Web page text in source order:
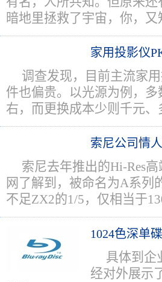
暗地里拯救了宇宙，你，又
家用投影仪
调查发现，目前主流家
件也偏贵。以光源为例，
右，而更换成本少则千元、
索尼公司情
索尼去年推出的Hi-Res
网了解到，被命名为A系列
不足ZX2的1/5，仅相当于
1024色深单
具体到企
经对外展示